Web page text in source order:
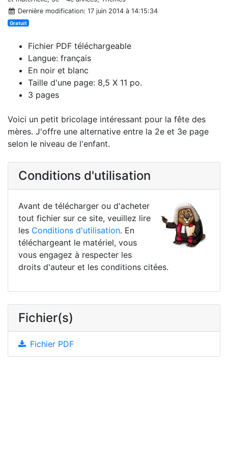
Dernière modification: 17 juin 2014 à 14:15:34
Gratuit
Fichier PDF téléchargeable
Langue: français
En noir et blanc
Taille d'une page: 8,5 X 11 po.
3 pages
Voici un petit bricolage intéressant pour la fête des
mères. J'offre une alternative entre la 2e et 3e page
selon le niveau de l'enfant.
Conditions d'utilisation
Avant de télécharger ou d'acheter
tout fichier sur ce site, veuillez lire
les Conditions d'utilisation. En
téléchargeant le matériel, vous
vous engagez à respecter les
droits d'auteur et les conditions citées.
Fichier(s)
Fichier PDF